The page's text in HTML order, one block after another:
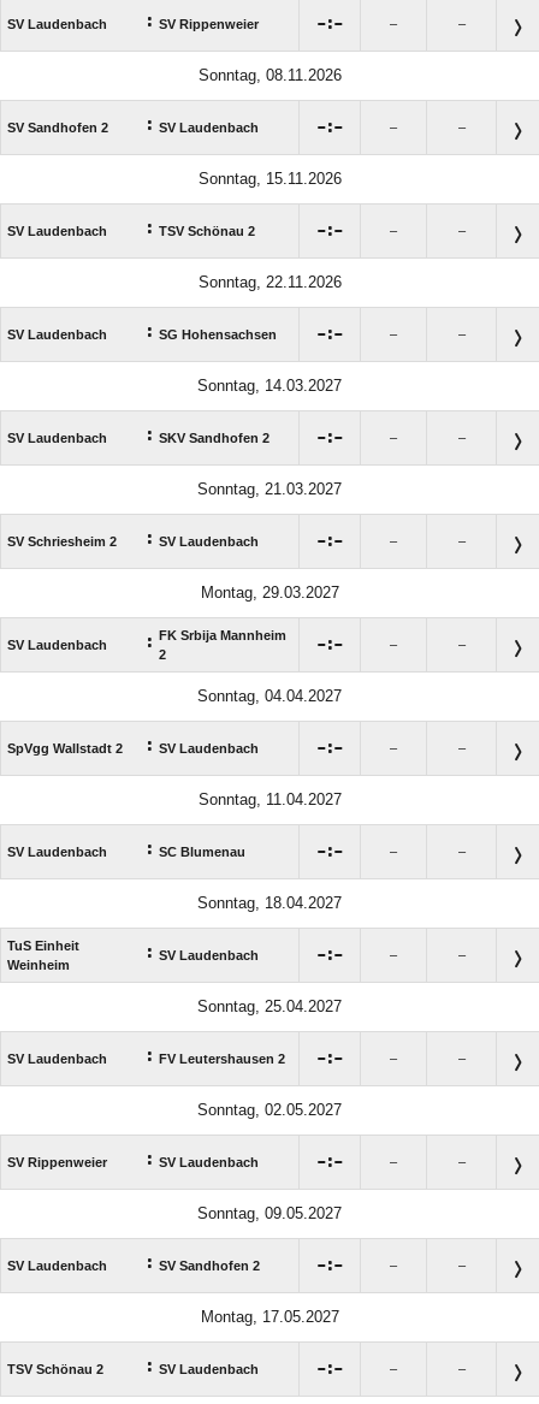
SV Laudenbach : SV Rippenweier : – –
Sonntag, 08.11.2026
SV Sandhofen 2 : SV Laudenbach : – –
Sonntag, 15.11.2026
SV Laudenbach : TSV Schönau 2 : – –
Sonntag, 22.11.2026
SV Laudenbach : SG Hohensachsen : – –
Sonntag, 14.03.2027
SV Laudenbach : SKV Sandhofen 2 : – –
Sonntag, 21.03.2027
SV Schriesheim 2 : SV Laudenbach : – –
Montag, 29.03.2027
SV Laudenbach : FK Srbija Mannheim
2
: – –
Sonntag, 04.04.2027
SpVgg Wallstadt 2 : SV Laudenbach : – –
Sonntag, 11.04.2027
SV Laudenbach : SC Blumenau : – –
Sonntag, 18.04.2027
TuS Einheit
Weinheim
: SV Laudenbach : – –
Sonntag, 25.04.2027
SV Laudenbach : FV Leutershausen 2 : – –
Sonntag, 02.05.2027
SV Rippenweier : SV Laudenbach : – –
Sonntag, 09.05.2027
SV Laudenbach : SV Sandhofen 2 : – –
Montag, 17.05.2027
TSV Schönau 2 : SV Laudenbach : – –